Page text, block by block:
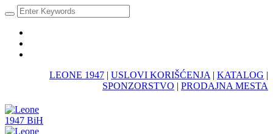
LEONE 1947 | USLOVI KORIŠĆENJA | KATALOG |
SPONZORSTVO | PRODAJNA MESTA